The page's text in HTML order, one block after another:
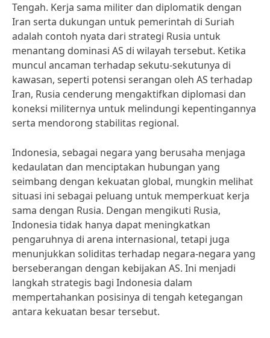
Tengah. Kerja sama militer dan diplomatik dengan
Iran serta dukungan untuk pemerintah di Suriah
adalah contoh nyata dari strategi Rusia untuk
menantang dominasi AS di wilayah tersebut. Ketika
muncul ancaman terhadap sekutu-sekutunya di
kawasan, seperti potensi serangan oleh AS terhadap
Iran, Rusia cenderung mengaktifkan diplomasi dan
koneksi militernya untuk melindungi kepentingannya
serta mendorong stabilitas regional.
Indonesia, sebagai negara yang berusaha menjaga
kedaulatan dan menciptakan hubungan yang
seimbang dengan kekuatan global, mungkin melihat
situasi ini sebagai peluang untuk memperkuat kerja
sama dengan Rusia. Dengan mengikuti Rusia,
Indonesia tidak hanya dapat meningkatkan
pengaruhnya di arena internasional, tetapi juga
menunjukkan soliditas terhadap negara-negara yang
berseberangan dengan kebijakan AS. Ini menjadi
langkah strategis bagi Indonesia dalam
mempertahankan posisinya di tengah ketegangan
antara kekuatan besar tersebut.